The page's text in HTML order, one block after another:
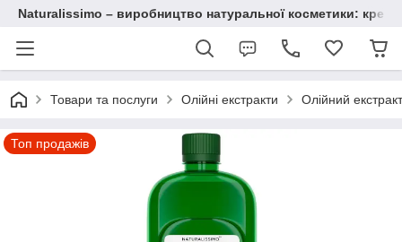
Naturalissimo – виробництво натуральної косметики:
Товари та послуги Олійні екстракти Олійний
Топ продажів